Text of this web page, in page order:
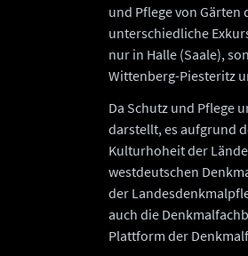
und Pflege von Gärten
unterschiedliche
nur in Halle (Saale),
Wittenberg-Piesteritz
Da Schutz und Pflege
darstellt, es aufgrund
Kulturhoheit der
westdeutschen
der
auch die
Plattform der